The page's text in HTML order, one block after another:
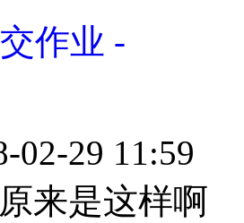
作业 -
02-29 11:59
来是这样啊